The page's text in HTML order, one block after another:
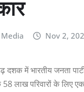
Nov 2,
दशक में भारतीय जनता
लाख परिवारों के लिए